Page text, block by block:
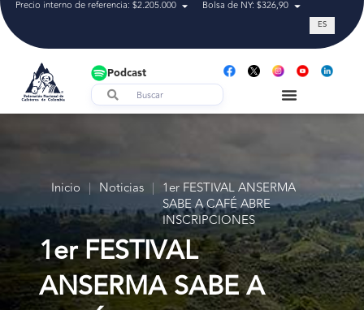
Precio interno de referencia: $2.205.000 Bolsa de NY: $326,90 Tasa de
ES
Podcast
Inicio | Noticias | 1er FESTIVAL ANSERMA
SABE A CAFÉ ABRE
INSCRIPCIONES
1er FESTIVAL
ANSERMA SABE A